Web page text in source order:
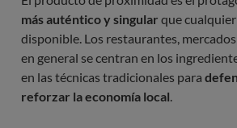
más auténtico y singular que
disponible. Los restaurantes,
en general se centran en los
en las técnicas tradicionales para
reforzar la economía local.